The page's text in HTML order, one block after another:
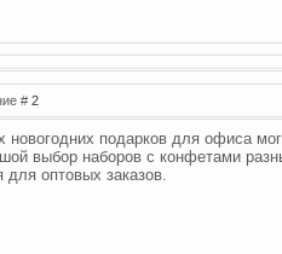
#2
новогодних подарков для офиса
выбор наборов с конфетами
оптовых заказов.